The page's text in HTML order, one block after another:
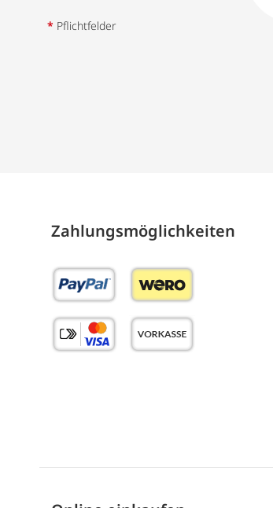
* Pflichtfelder
Zahlungs­möglich­keiten